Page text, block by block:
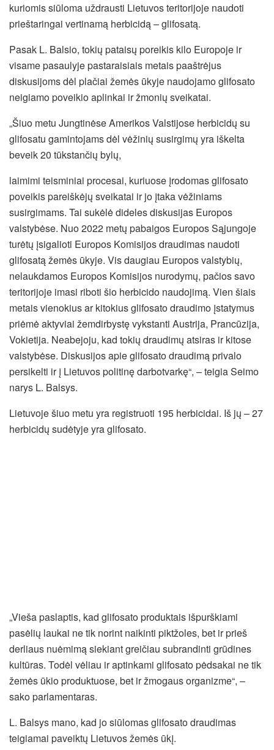
kuriomis siūloma uždrausti Lietuvos teritorijoje naudoti
prieštaringai vertinamą herbicidą – glifosatą.
Pasak L. Balsio, tokių pataisų poreikis kilo Europoje ir
visame pasaulyje pastaraisiais metais paaštrėjus
diskusijoms dėl plačiai žemės ūkyje naudojamo glifosato
neigiamo poveikio aplinkai ir žmonių sveikatai.
„Šiuo metu Jungtinėse Amerikos Valstijose herbicidų su
glifosatu gamintojams dėl vėžinių susirgimų yra iškelta
beveik 20 tūkstančių bylų,
laimimi teisminiai procesai, kuriuose įrodomas glifosato
poveikis pareiškėjų sveikatai ir jo įtaka vėžiniams
susirgimams. Tai sukėlė dideles diskusijas Europos
valstybėse. Nuo 2022 metų pabaigos Europos Sąjungoje
turėtų įsigalioti Europos Komisijos draudimas naudoti
glifosatą žemės ūkyje. Vis daugiau Europos valstybių,
nelaukdamos Europos Komisijos nurodymų, pačios savo
teritorijoje imasi riboti šio herbicido naudojimą. Vien šiais
metais vienokius ar kitokius glifosato draudimo įstatymus
priėmė aktyviai žemdirbystę vykstanti Austrija, Prancūzija,
Vokietija. Neabejoju, kad tokių draudimų atsiras ir kitose
valstybėse. Diskusijos apie glifosato draudimą privalo
persikelti ir į Lietuvos politinę darbotvarkę“, – teigia Seimo
narys L. Balsys.
Lietuvoje šiuo metu yra registruoti 195 herbicidai. Iš jų – 27
herbicidų sudėtyje yra glifosato.
„Vieša paslaptis, kad glifosato produktais išpurškiami
pasėlių laukai ne tik norint naikinti piktžoles, bet ir prieš
derliaus nuėmimą siekiant greičiau subrandinti grūdines
kultūras. Todėl vėliau ir aptinkami glifosato pėdsakai ne tik
žemės ūkio produktuose, bet ir žmogaus organizme“, –
sako parlamentaras.
L. Balsys mano, kad jo siūlomas glifosato draudimas
teigiamai paveiktų Lietuvos žemės ūkį.